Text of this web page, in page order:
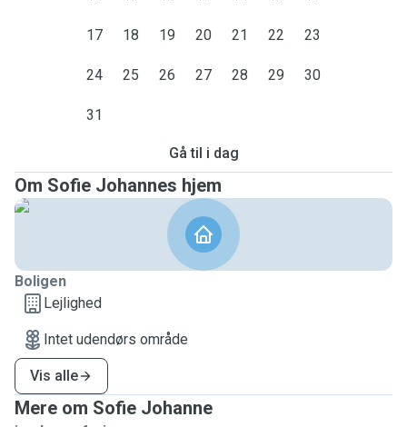
17 18 19 20 21 22 23
24 25 26 27 28 29 30
31
Gå til i dag
Om Sofie Johannes hjem
Boligen
Lejlighed
Intet udendørs område
Vis alle
Mere om Sofie Johanne